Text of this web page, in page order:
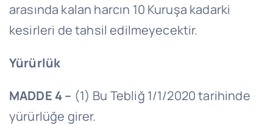
arasında kalan harcın 10 Kuruşa kadarki
kesirleri de tahsil edilmeyecektir.
Yürürlük
MADDE 4 – (1) Bu Tebliğ 1/1/2020 tarihinde
yürürlüğe girer.